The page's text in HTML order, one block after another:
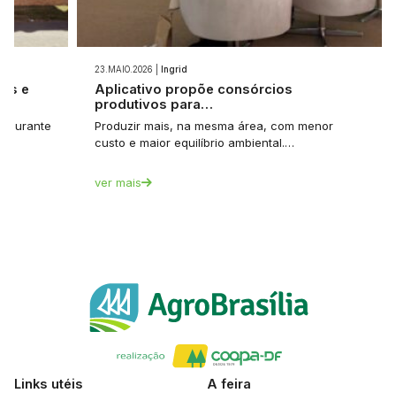
e
durante
23.MAIO.2026 | Ingrid
Aplicativo propõe consórcios
produtivos para…
Produzir mais, na mesma área, com menor
custo e maior equilíbrio ambiental.…
ver mais
Links utéis A feira